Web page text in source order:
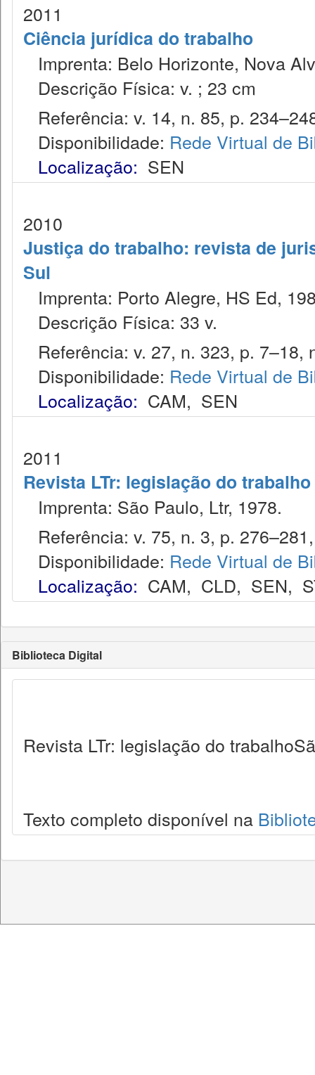
2011
Ciência jurídica do trabalho
Imprenta: Belo Horizonte, Nova
Descrição Física: v. ; 23 cm
Referência: v. 14, n. 85, p.
Disponibilidade: Rede Virtual de
Localização: SEN
2010
Justiça do trabalho: revista de
Sul
Imprenta: Porto Alegre, HS Ed,
Descrição Física: 33 v.
Referência: v. 27, n. 323, p. 7–18,
Disponibilidade: Rede Virtual de
Localização: CAM, SEN
2011
Revista LTr: legislação do trabalho
Imprenta: São Paulo, Ltr, 1978.
Referência: v. 75, n. 3, p.
Disponibilidade: Rede Virtual de
Localização: CAM, CLD, SEN,
Biblioteca Digital
Revista LTr: legislação do
Texto completo disponível na